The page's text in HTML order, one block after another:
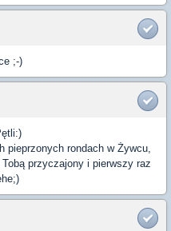
;-)
pieprzonych rondach w Żywcu,
przyczajony i pierwszy raz